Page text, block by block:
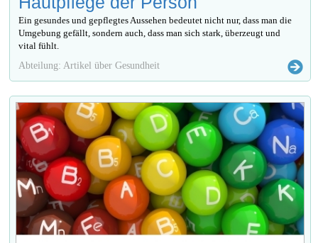
Ein gesundes und gepflegtes Aussehen bedeutet nicht nur, dass man die
Umgebung gefällt, sondern auch, dass man sich stark, überzeugt und
vital fühlt.
Abteilung: Artikel über Gesundheit